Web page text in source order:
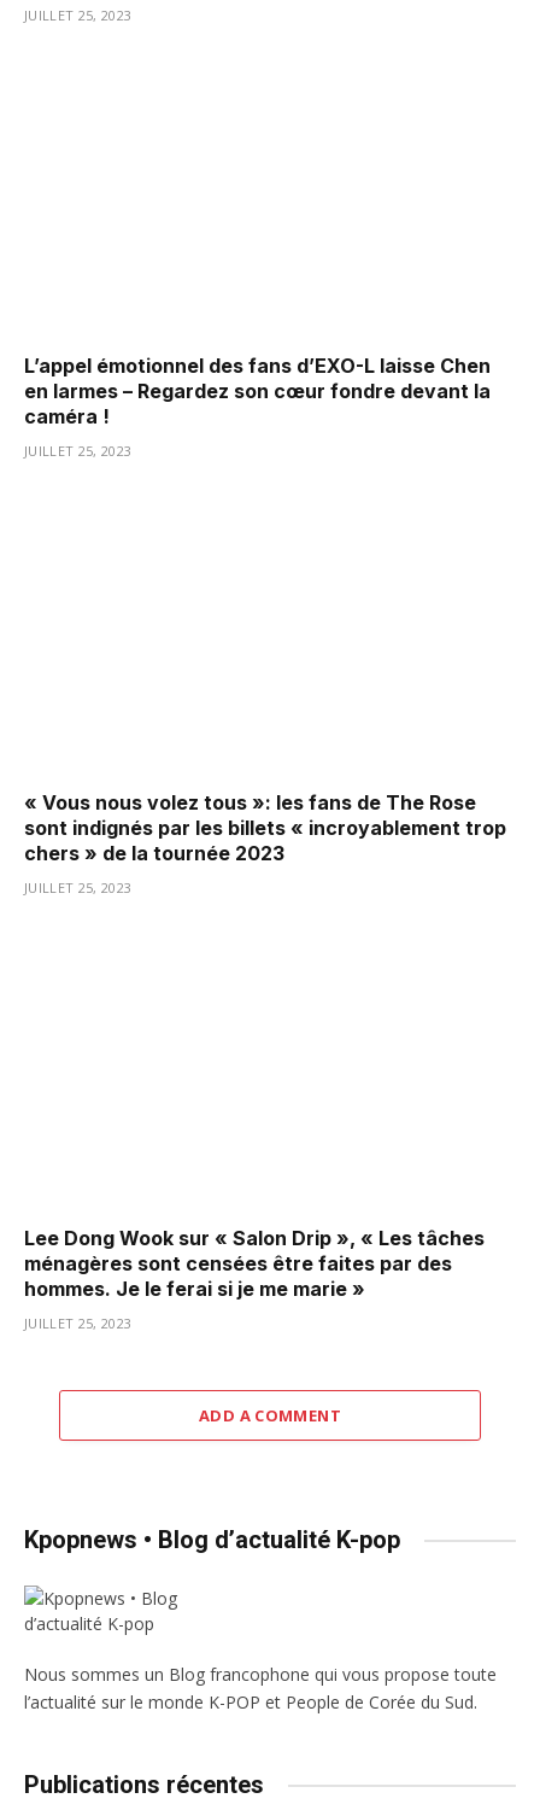
JUILLET 25, 2023
L’appel émotionnel des fans d’EXO-L laisse Chen
en larmes – Regardez son cœur fondre devant la
caméra !
JUILLET 25, 2023
« Vous nous volez tous »: les fans de The Rose
sont indignés par les billets « incroyablement trop
chers » de la tournée 2023
JUILLET 25, 2023
Lee Dong Wook sur « Salon Drip », « Les tâches
ménagères sont censées être faites par des
hommes. Je le ferai si je me marie »
JUILLET 25, 2023
ADD A COMMENT
Kpopnews • Blog d’actualité K-pop
Nous sommes un Blog francophone qui vous propose toute
l’actualité sur le monde K-POP et People de Corée du Sud.
Publications récentes